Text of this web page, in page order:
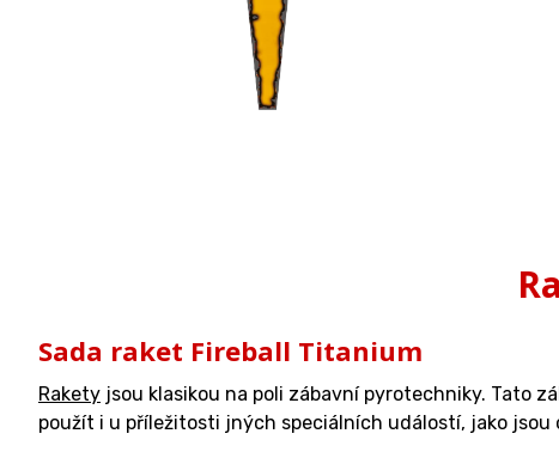
Sada raket Fireball Titanium
Rakety jsou klasikou na poli zábavní pyrotechniky. Tato
použít i u příležitosti jných speciálních událostí, jako